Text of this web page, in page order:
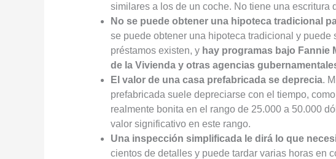
similares a los de un coche. No tiene una escritura
No se puede obtener una hipoteca tradicional
se puede obtener una hipoteca tradicional y
préstamos existen, y hay programas bajo Fannie
de la Vivienda y otras agencias
El valor de una casa prefabricada se deprecia.
prefabricada suele depreciarse con el tiempo,
realmente bonita en el rango de 25.000 a 50.000
valor significativo en este rango.
Una inspección simplificada le dirá lo que
cientos de detalles y puede tardar varias horas en